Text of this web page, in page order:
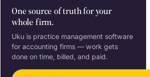
One source of truth for your
whole firm.
Uku is practice management software
for accounting firms — work gets
done on time, billed, and paid.